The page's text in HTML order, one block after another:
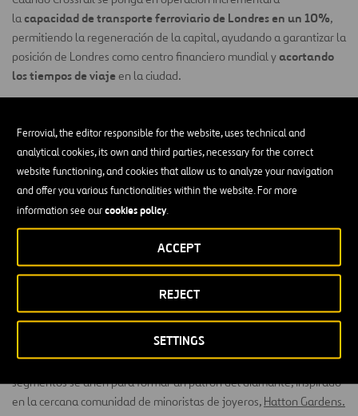
Ferrovial, the editor responsible for the website, uses technical and
analytical cookies, its own and third parties, necessary for the correct
website functioning, and cookies that allow us to analyze your navigation
and offer you various functionalities within the website. For more
information see ourcookies policy.
SETTINGS
REJECT
ACCEPT
la capacidad de transporte ferroviario de Londres en un 10%,
permitiendo la regeneración de la capital, ayudando a garantizar la
posición de Londres como centro financiero mundial y acortando
los tiempos de viaje en la ciudad.
una de las
más concurridas
en el Reino Unido, convirtiéndose en el
nudo central de Crossrail. La utilizarán
140 trenes y150.000
personas/horay comunicará con 3 de los 5 aeropuertos de
Londres y las afueras de la ciudad.
Ferrovial Construcciónha recibido el
enfoque integral hacia la salud y la seguridad por todo el país (UK) ,
y el equipo de Farringdon ha sido galardonado los tres últimos
años consecutivos con el premioMost Considerate Siteen los
Considerate Constructors National Site Awards
Actualmente, se están completando los trabajos de los
, inclinados20 grados
toneladas de segmentos prefabricados de hormigón. Estos
segmentos se unen para formar un patrón del diamante, inspirado
en la cercana comunidad de minoristas de joyeros, Hatton Gardens.